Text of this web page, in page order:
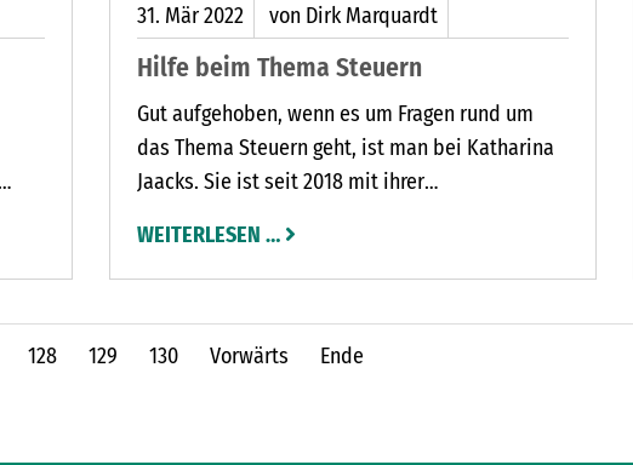
31. Mär2022 von Dirk Marquardt
Hilfe beim Thema Steuern
Gut aufgehoben, wenn es um Fragen rund um
das Thema Steuern geht, ist man bei Katharina
Jaacks. Sie ist seit 2018 mit ihrer
2009 in Göls gegründet wurde, in Klein Rönnau
am Plöner Eck ansässig.
WEITERLESEN …
128 129 130 Vorwärts Ende